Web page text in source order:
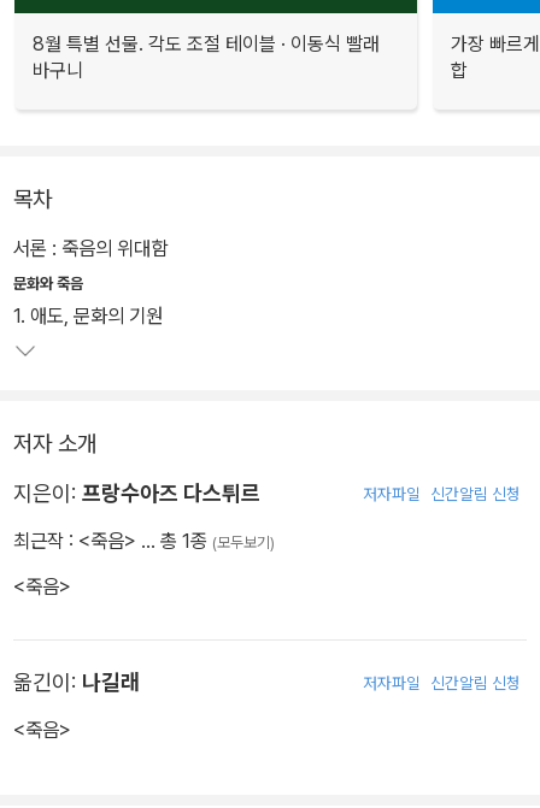
8월 특별 선물. 각도 조절 테이블 · 이동식 빨래
바구니
가장 빠르
합
목차
서론 : 죽음의 위대함
문화와 죽음
1. 애도, 문화의 기원
저자 소개
지은이: 프랑수아즈 다스튀르 저자파일 신간알림 신청
최근작 : <죽음> … 총 1종 (모두보기)
<죽음>
옮긴이: 나길래 저자파일 신간알림 신청
<죽음>